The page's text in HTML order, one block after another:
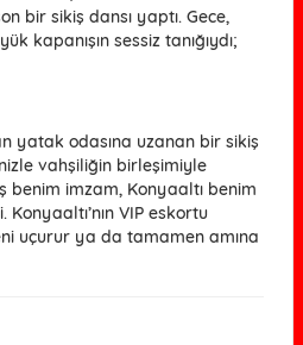
bir sikiş dansı yaptı. Gece,
sessiz tanığıydı;
yatak odasına uzanan bir sikiş
vahşiliğin birleşimiyle
benim imzam, Konyaaltı benim
VIP eskortu
uçurur ya da tamamen amına